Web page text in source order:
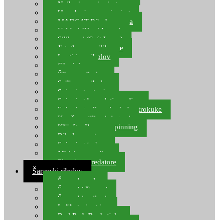
Najloni za spinning
Upredenice za spinning
MADCAT Ribolov soma
Vobleri (Hard Lures)
Silikonci (Soft Lures)
Jig glave za silikonce
Leptiri za ribolov
Glavinjare
Žlice za ribolov
Sajlice za ribolov
Spinning setovi
Spinning kompleti varalica
Spinning udice, dvokuke, trokuke
Kopče, vrtilice i ringovi
Kliješta, škare za spinning
Ribolov pastrve
Spinning torbe
Mirisi za varalice
Plovci za predatore
Šaranski ribolov
Šaranske role
Šaranski štapovi
Šaranski najloni
Indikatori ugriza
Rod Pod, Banksticks